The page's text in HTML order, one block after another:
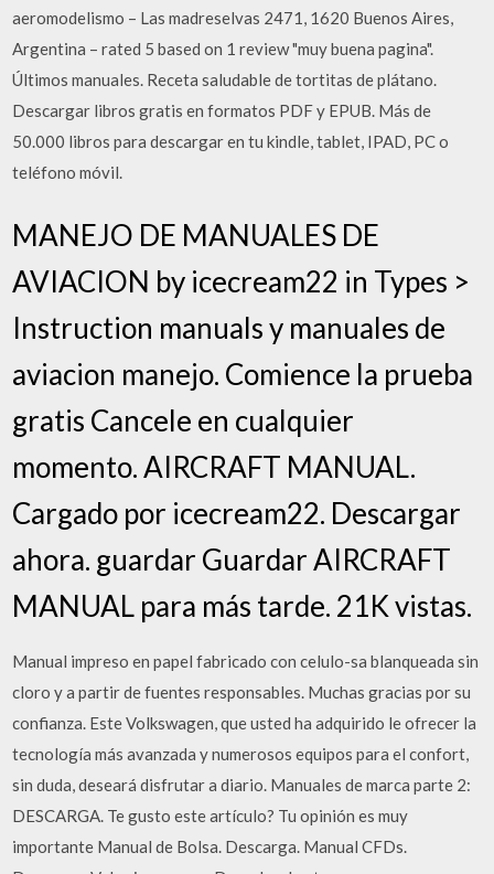
aeromodelismo – Las madreselvas 2471, 1620 Buenos Aires,
Argentina – rated 5 based on 1 review "muy buena pagina".
Últimos manuales. Receta saludable de tortitas de plátano.
Descargar libros gratis en formatos PDF y EPUB. Más de
50.000 libros para descargar en tu kindle, tablet, IPAD, PC o
teléfono móvil.
MANEJO DE MANUALES DE
AVIACION by icecream22 in Types >
Instruction manuals y manuales de
aviacion manejo. Comience la prueba
gratis Cancele en cualquier
momento. AIRCRAFT MANUAL.
Cargado por icecream22. Descargar
ahora. guardar Guardar AIRCRAFT
MANUAL para más tarde. 21K vistas.
Manual impreso en papel fabricado con celulo-sa blanqueada sin
cloro y a partir de fuentes responsables. Muchas gracias por su
confianza. Este Volkswagen, que usted ha adquirido le ofrecer la
tecnología más avanzada y numerosos equipos para el confort,
sin duda, deseará disfrutar a diario. Manuales de marca parte 2:
DESCARGA. Te gusto este artículo? Tu opinión es muy
importante Manual de Bolsa. Descarga. Manual CFDs.